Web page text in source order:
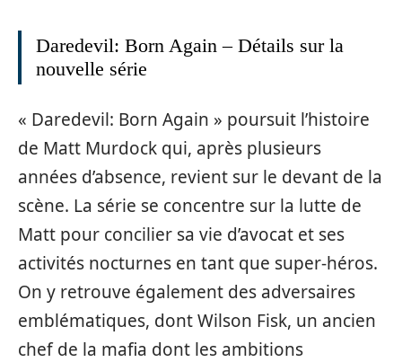
Daredevil: Born Again – Détails sur la
nouvelle série
« Daredevil: Born Again » poursuit l’histoire
de Matt Murdock qui, après plusieurs
années d’absence, revient sur le devant de la
scène. La série se concentre sur la lutte de
Matt pour concilier sa vie d’avocat et ses
activités nocturnes en tant que super-héros.
On y retrouve également des adversaires
emblématiques, dont Wilson Fisk, un ancien
chef de la mafia dont les ambitions